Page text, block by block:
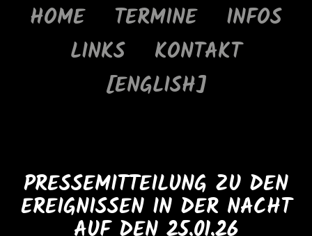
HOME TERMINE
INFOS
LINKS
KONTAKT
[ENGLISH]
PRESSEMITTEILUNG ZU DEN
EREIGNISSEN IN DER NACHT